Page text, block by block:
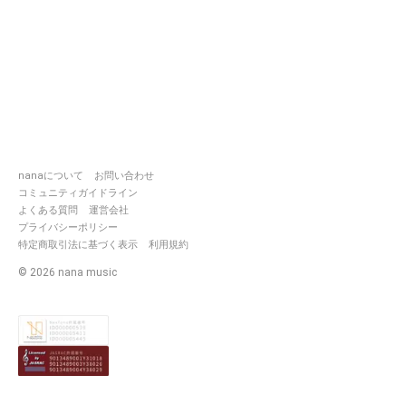
nanaについて
お問い合わせ
コミュニティガイドライン
よくある質問
運営会社
プライバシーポリシー
特定商取引法に基づく表示
利用規約
© 2026 nana music